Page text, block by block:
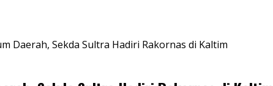
Daerah, Sekda Sultra Hadiri Rakornas di Kaltim